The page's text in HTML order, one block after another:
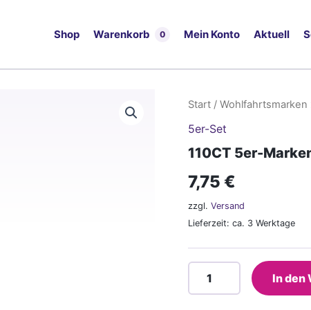
Shop Warenkorb 0 Mein Konto Aktuell
Start / Wohlfahrtsmarken
5er-Set
110CT 5er-
7,75 €
zzgl. Versand
Lieferzeit: ca. 3 Werktage
110CT
Marken-
In den